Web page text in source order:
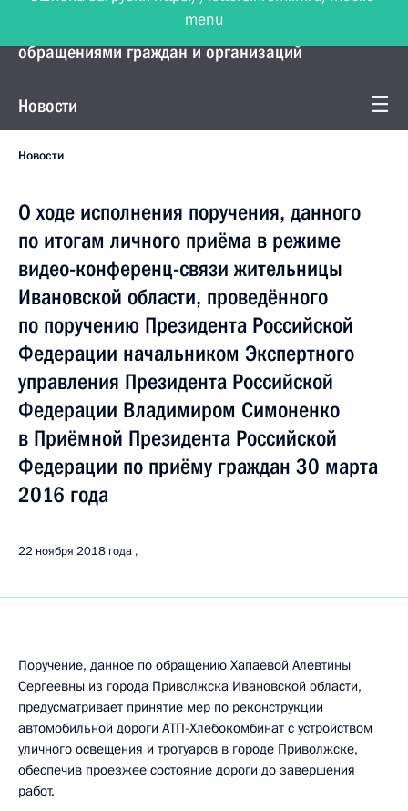
Управление Президента по работе с
обращениями граждан и организаций
Новости
Новости
О ходе исполнения поручения, данного
по итогам личного приёма в режиме
видео-конференц-связи жительницы
Ивановской области, проведённого
по поручению Президента Российской
Федерации начальником Экспертного
управления Президента Российской
Федерации Владимиром Симоненко
в Приёмной Президента Российской
Федерации по приёму граждан 30 марта
2016 года
22 ноября 2018 года
Поручение, данное по обращению Хапаевой Алевтины
Сергеевны из города Приволжска Ивановской области,
предусматривает принятие мер по реконструкции
автомобильной дороги АТП-Хлебокомбинат с устройством
уличного освещения и тротуаров в городе Приволжске,
обеспечив проезжее состояние дороги до завершения
работ.
menu